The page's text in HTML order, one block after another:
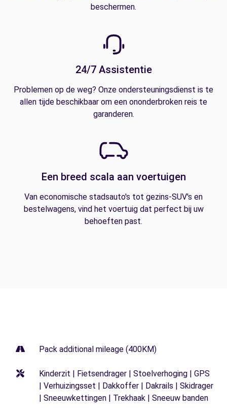
beschermen.
24/7 Assistentie
Problemen op de weg? Onze ondersteuningsdienst is te
allen tijde beschikbaar om een ononderbroken reis te
garanderen.
Een breed scala aan voertuigen
Van economische stadsauto's tot gezins-SUV's en
bestelwagens, vind het voertuig dat perfect bij uw
behoeften past.
Pack additional mileage (400KM)
Kinderzit | Fietsendrager | Stoelverhoging | GPS
| Verhuizingsset | Dakkoffer | Dakrails | Skidrager
| Sneeuwkettingen | Trekhaak | Sneeuw banden